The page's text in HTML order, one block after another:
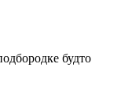
будто